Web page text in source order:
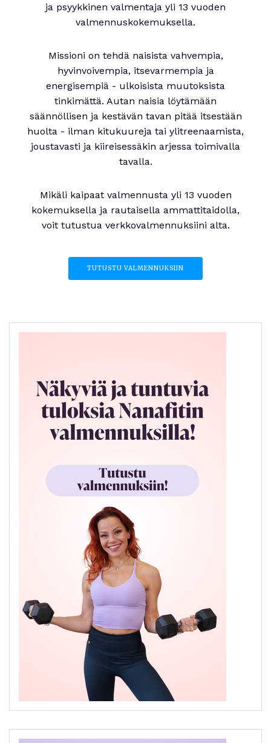
ja psyykkinen valmentaja yli 13 vuoden
valmennuskokemuksella.
Missioni on tehdä naisista vahvempia,
hyvinvoivempia, itsevarmempia ja
energisempiä - ulkoisista muutoksista
tinkimättä. Autan naisia löytämään
säännöllisen ja kestävän tavan pitää itsestään
huolta - ilman kitukuureja tai ylitreenaamista,
joustavasti ja kiireisessäkin arjessa toimivalla
tavalla.
Mikäli kaipaat valmennusta yli 13 vuoden
kokemuksella ja rautaisella ammattitaidolla,
voit tutustua verkkovalmennuksiini alta.
TUTUSTU VALMENNUKSIIN